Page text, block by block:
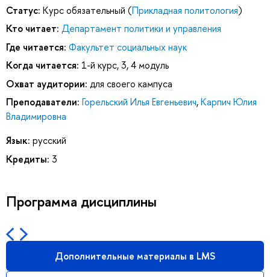
Статус: Курс обязательный (Прикладная политология)
Кто читает: Департамент политики и управления
Где читается: Факультет социальных наук
Когда читается: 1-й курс, 3, 4 модуль
Охват аудитории: для своего кампуса
Преподаватели: Горельский Илья Евгеньевич,Карпич Юлия
Владимировна
Язык: русский
Кредиты: 3
Программа дисциплины
Дополнительные материалы в LMS